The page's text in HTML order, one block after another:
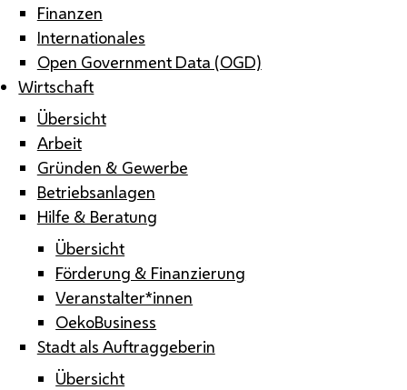
Finanzen
Internationales
Open Government Data (OGD)
Wirtschaft
Übersicht
Arbeit
Gründen & Gewerbe
Betriebsanlagen
Hilfe & Beratung
Übersicht
Förderung & Finanzierung
Veranstalter*innen
OekoBusiness
Stadt als Auftraggeberin
Übersicht